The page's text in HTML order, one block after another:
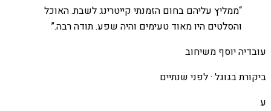
“ממליץ עליהם בחום הזמנתי קייטרינג לשבת. האוכל
והסלטים היו מאוד טעימים והיה שפע. תודה רבה.”
עובדיה יוסף משיחוב
ביקורת בגוגל ·לפני שנתיים
ע